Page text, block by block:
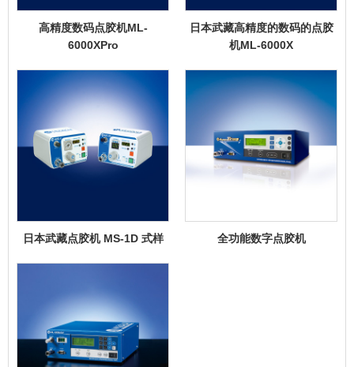
高精度数码点胶机ML-
6000XPro
日本武藏高精度的数码的点胶
机ML-6000X
日本武藏点胶机 MS-1D 式样 全功能数字点胶机